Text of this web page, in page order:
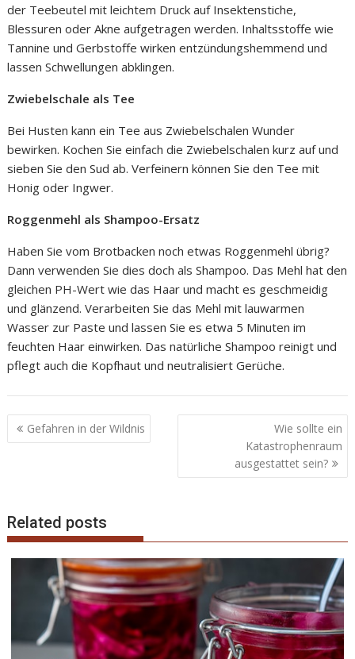
der Teebeutel mit leichtem Druck auf Insektenstiche,
Blessuren oder Akne aufgetragen werden. Inhaltsstoffe wie
Tannine und Gerbstoffe wirken entzündungshemmend und
lassen Schwellungen abklingen.
Zwiebelschale als Tee
Bei Husten kann ein Tee aus Zwiebelschalen Wunder
bewirken. Kochen Sie einfach die Zwiebelschalen kurz auf und
sieben Sie den Sud ab. Verfeinern können Sie den Tee mit
Honig oder Ingwer.
Roggenmehl als Shampoo-Ersatz
Haben Sie vom Brotbacken noch etwas Roggenmehl übrig?
Dann verwenden Sie dies doch als Shampoo. Das Mehl hat den
gleichen PH-Wert wie das Haar und macht es geschmeidig
und glänzend. Verarbeiten Sie das Mehl mit lauwarmen
Wasser zur Paste und lassen Sie es etwa 5 Minuten im
feuchten Haar einwirken. Das natürliche Shampoo reinigt und
pflegt auch die Kopfhaut und neutralisiert Gerüche.
B
e
r
a
Gefahren in der Wildnis
Wie sollte ein
Katastrophenraum
ausgestattet sein?
Related posts